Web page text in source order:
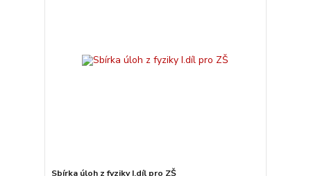
Sbírka úloh z fyziky I.díl pro ZŠ